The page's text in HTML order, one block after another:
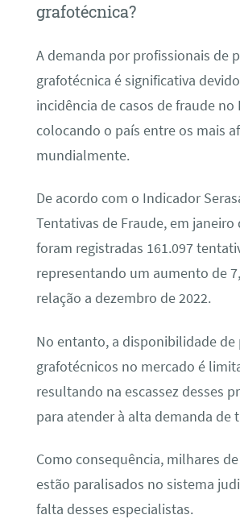
grafotécnica?
A demanda por profissionais de
grafotécnica é significativa
incidência de casos de fraude no
colocando o país entre os mais
mundialmente.
De acordo com o Indicador
Tentativas de Fraude, em janeiro
foram registradas 161.097
representando um aumento de
relação a dezembro de 2022.
No entanto, a disponibilidade de
grafotécnicos no mercado é
resultando na escassez desses
para atender à alta demanda de
Como consequência, milhares
estão paralisados no sistema
falta desses especialistas.